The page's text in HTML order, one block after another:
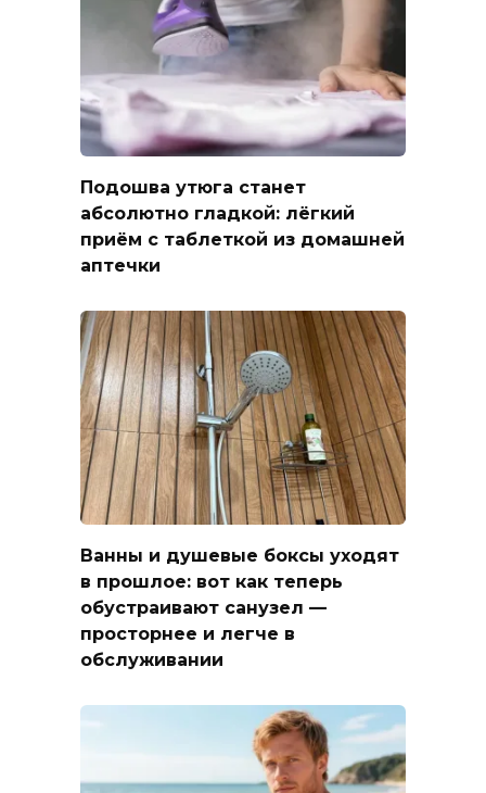
Подошва утюга станет
абсолютно гладкой: лёгкий
приём с таблеткой из домашней
аптечки
Ванны и душевые боксы уходят
в прошлое: вот как теперь
обустраивают санузел —
просторнее и легче в
обслуживании